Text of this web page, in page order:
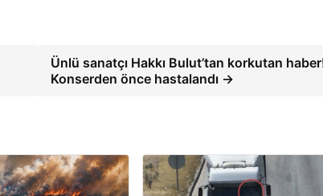
Ünlü sanatçı Hakkı Bulut’tan korkutan
Konserden önce hastalandı →